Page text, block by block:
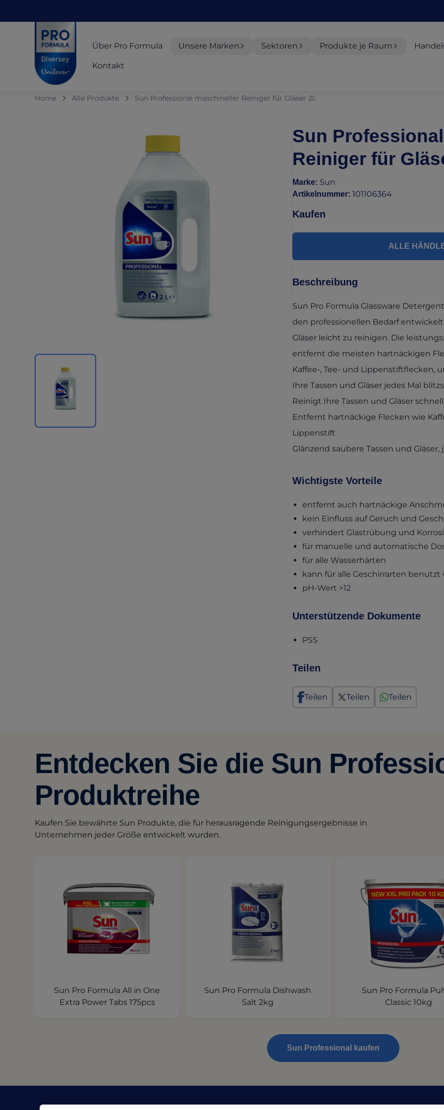
Über Pro Formula Unsere Marken Sektoren Produkte je Raum
Kontakt
Home Alle Produkte Sun Professional maschineller Reiniger für Gläser 2L
Sun
Reiniger für
Marke: Sun
Artikelnummer: 101106364
Kaufen
ALLE
Beschreibung
Sun Pro Formula Glassware
den professionellen Bedarf
Gläser leicht zu reinigen. Die
entfernt die meisten hartnäckigen
Kaffee-, Tee- und Lippenstiftflecken,
Ihre Tassen und Gläser jedes Mal
Reinigt Ihre Tassen und Gläser
Entfernt hartnäckige Flecken wie
Lippenstift
Glänzend saubere Tassen und Gläser,
Wichtigste Vorteile
entfernt auch hartnäckige
kein Einfluss auf Geruch und
verhindert Glastrübung und
für manuelle und automatische
für alle Wasserhärten
kann für alle Geschirrarten benutzt
pH-Wert >12
Unterstützende Dokumente
PSS
Teilen
Teilen Teilen Teilen
Entdecken Sie die Sun
Produktreihe
Kaufen Sie bewährte Sun Produkte, die für herausragende Reinigungsergebnisse in
Unternehmen jeder Größe entwickelt wurden.
Sun Pro Formula All in One
Extra Power Tabs 175pcs
Sun Pro Formula Dishwash
Salt 2kg
Sun Pro Formula
Classic 10kg
Sun Professional kaufen